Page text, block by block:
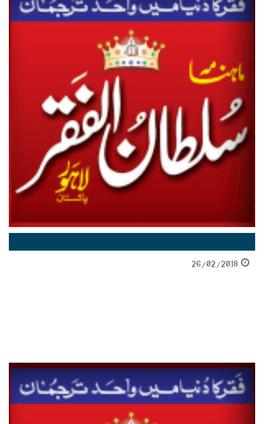
26/02/2018